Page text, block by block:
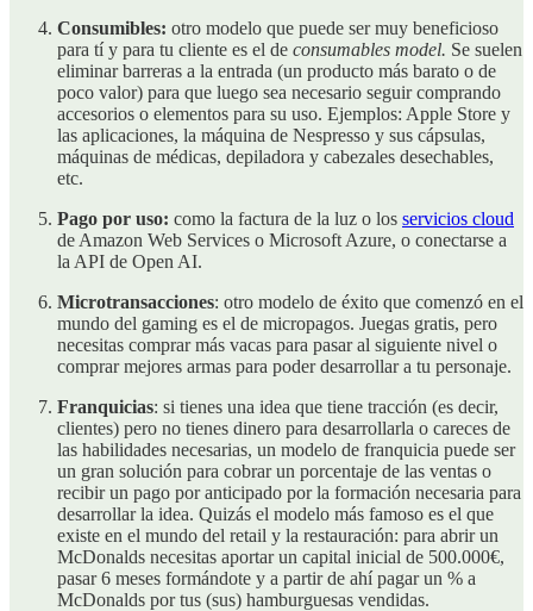
Consumibles: otro modelo que puede ser muy beneficioso
para tí y para tu cliente es el de consumables model. Se suelen
eliminar barreras a la entrada (un producto más barato o de
poco valor) para que luego sea necesario seguir comprando
accesorios o elementos para su uso. Ejemplos: Apple Store y
las aplicaciones, la máquina de Nespresso y sus cápsulas,
máquinas de médicas, depiladora y cabezales desechables,
etc.
Pago por uso: como la factura de la luz o los servicios cloud
de Amazon Web Services o Microsoft Azure, o conectarse a
la API de Open AI.
Microtransacciones: otro modelo de éxito que comenzó en el
mundo del gaming es el de micropagos. Juegas gratis, pero
necesitas comprar más vacas para pasar al siguiente nivel o
comprar mejores armas para poder desarrollar a tu personaje.
Franquicias: si tienes una idea que tiene tracción (es decir,
clientes) pero no tienes dinero para desarrollarla o careces de
las habilidades necesarias, un modelo de franquicia puede ser
un gran solución para cobrar un porcentaje de las ventas o
recibir un pago por anticipado por la formación necesaria para
desarrollar la idea. Quizás el modelo más famoso es el que
existe en el mundo del retail y la restauración: para abrir un
McDonalds necesitas aportar un capital inicial de 500.000€,
pasar 6 meses formándote y a partir de ahí pagar un % a
McDonalds por tus (sus) hamburguesas vendidas.